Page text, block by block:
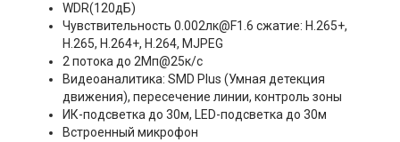
WDR(120дБ)
Чувствительность 0.002лк@F1.6 сжатие: H.265+,
H.265, H.264+, H.264, MJPEG
2 потока до 2Мп@25к/с
Видеоаналитика: SMD Plus (Умная детекция
движения), пересечение линии, контроль зоны
ИК-подсветка до 30м, LED-подсветка до 30м
Встроенный микрофон